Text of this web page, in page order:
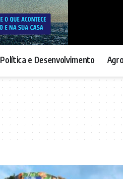
Política e Desenvolvimento